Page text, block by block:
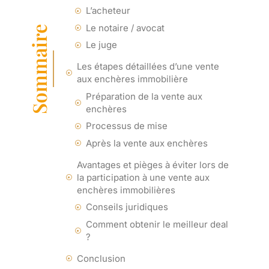
Sommaire
L’acheteur
Le notaire / avocat
Le juge
Les étapes détaillées d’une vente
aux enchères immobilière
Préparation de la vente aux
enchères
Processus de mise
Après la vente aux enchères
Avantages et pièges à éviter lors de
la participation à une vente aux
enchères immobilières
Conseils juridiques
Comment obtenir le meilleur deal
?
Conclusion